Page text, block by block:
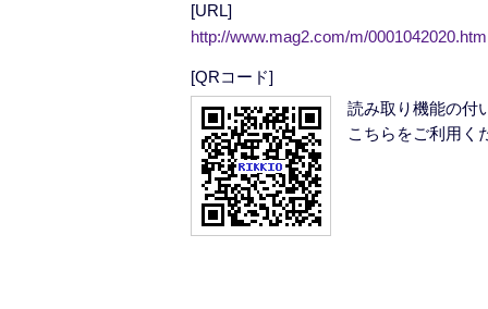
[URL]
http://www.mag2.com/m/
[QRコード]
読み取り機能の付
こちらをご利用く